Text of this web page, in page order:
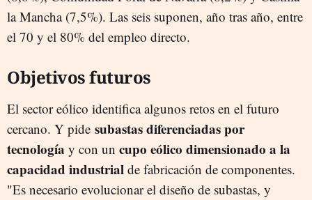
la Mancha (7,5%). Las seis suponen, año tras año, entre
el 70 y el 80% del empleo directo.
Objetivos futuros
El sector eólico identifica algunos retos en el futuro
cercano. Y pide subastas diferenciadas por
tecnología y con un cupo eólico dimensionado a la
capacidad industrial de fabricación de componentes.
"Es necesario evolucionar el diseño de subastas, y